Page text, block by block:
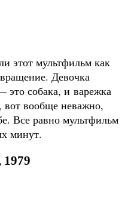
этот мультфильм как
Девочка
это собака, и варежка
вот вообще неважно,
Все равно мультфильм
минут.